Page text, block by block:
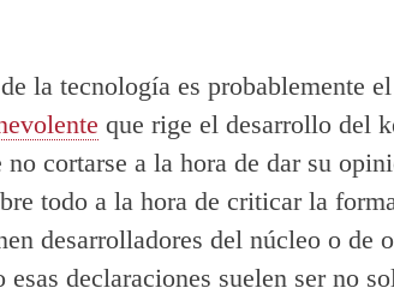
la tecnología es probablemente
que rige el desarrollo del
no cortarse a la hora de dar su
todo a la hora de criticar la
desarrolladores del núcleo o de
esas declaraciones suelen ser no